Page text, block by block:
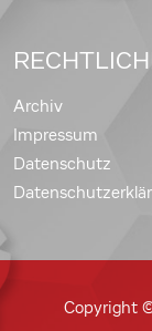
Archiv
Impressum
Datenschutz
Copyright